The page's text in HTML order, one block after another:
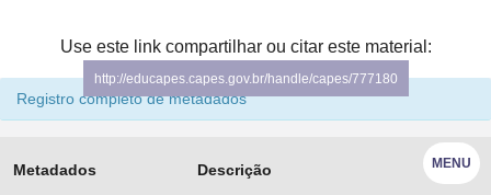
Secretaria de Governo
Gabinete de Segurança Institucional
MENU
Use este link compartilhar ou citar este material:
http://educapes.capes.gov.br/handle/capes/777180
Registro completo de metadados
Metadados Descrição